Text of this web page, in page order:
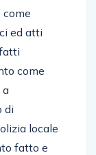
ed atti
come
a
di
locale
fatto e